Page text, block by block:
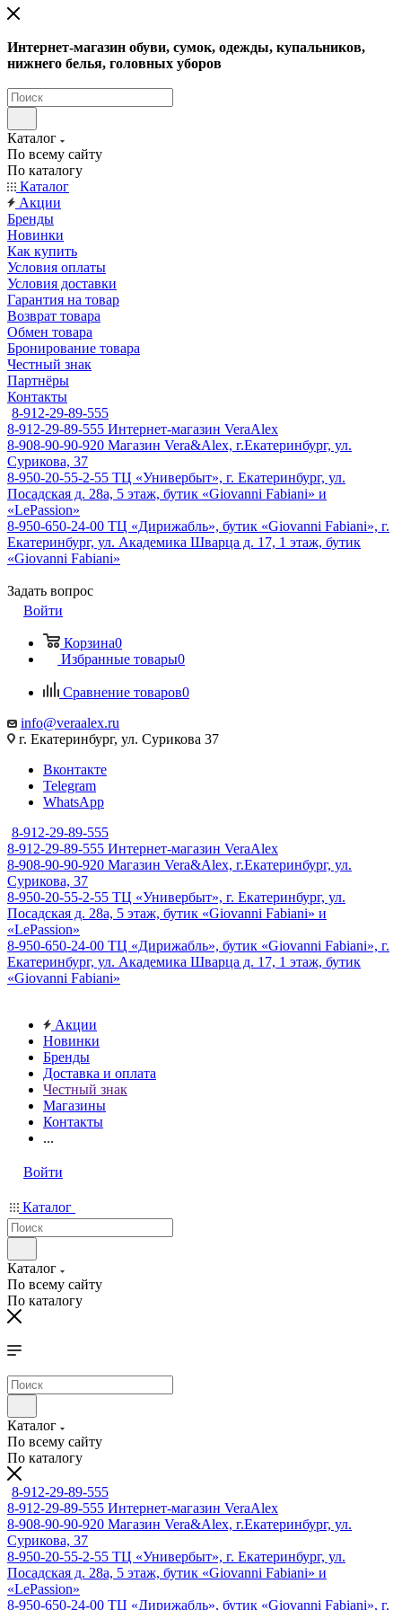
Интернет-магазин обуви, сумок, одежды, купальников,
нижнего белья, головных уборов
Каталог
По всему сайту
По каталогу
Каталог
Акции
Бренды
Новинки
Как купить
Условия оплаты
Условия доставки
Гарантия на товар
Возврат товара
Обмен товара
Бронирование товара
Честный знак
Партнёры
Контакты
8-912-29-89-555
8-912-29-89-555 Интернет-магазин VeraAlex
8-908-90-90-920 Магазин Vera&Alex, г.Екатеринбург, ул.
Сурикова, 37
8-950-20-55-2-55 ТЦ «Универбыт», г. Екатеринбург, ул.
Посадская д. 28а, 5 этаж, бутик «Giovanni Fabiani» и
«LePassion»
8-950-650-24-00 ТЦ «Дирижабль», бутик «Giovanni Fabiani», г.
Екатеринбург, ул. Академика Шварца д. 17, 1 этаж, бутик
«Giovanni Fabiani»
Задать вопрос
Войти
Корзина0
Избранные товары0
Сравнение товаров0
info@veraalex.ru
г. Екатеринбург, ул. Сурикова 37
Вконтакте
Telegram
WhatsApp
8-912-29-89-555
8-912-29-89-555 Интернет-магазин VeraAlex
8-908-90-90-920 Магазин Vera&Alex, г.Екатеринбург, ул.
Сурикова, 37
8-950-20-55-2-55 ТЦ «Универбыт», г. Екатеринбург, ул.
Посадская д. 28а, 5 этаж, бутик «Giovanni Fabiani» и
«LePassion»
8-950-650-24-00 ТЦ «Дирижабль», бутик «Giovanni Fabiani», г.
Екатеринбург, ул. Академика Шварца д. 17, 1 этаж, бутик
«Giovanni Fabiani»
Акции
Новинки
Бренды
Доставка и оплата
Честный знак
Магазины
Контакты
...
Войти
Каталог
Каталог
По всему сайту
По каталогу
Каталог
По всему сайту
По каталогу
8-912-29-89-555
8-912-29-89-555 Интернет-магазин VeraAlex
8-908-90-90-920 Магазин Vera&Alex, г.Екатеринбург, ул.
Сурикова, 37
8-950-20-55-2-55 ТЦ «Универбыт», г. Екатеринбург, ул.
Посадская д. 28а, 5 этаж, бутик «Giovanni Fabiani» и
«LePassion»
8-950-650-24-00 ТЦ «Дирижабль», бутик «Giovanni Fabiani», г.